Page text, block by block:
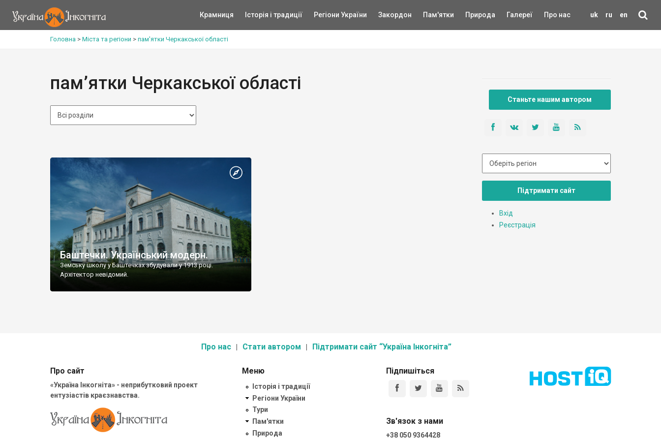
uk ru en
Крамниця Історія і традиції Регіони України Закордон Пам'ятки Природа Галереї Про нас
Головна > Міста та регіони > пам'ятки Черкакської області
пам’ятки Черкакської області
Баштечки. Український модерн.
Земську школу у Баштечках збудували у 1913 році.
Архітектор невідомий.
Станьте нашим автором
Підтримати сайт
Вхід
Реєстрація
Про нас Стати автором Підтримати сайт “Україна Інкогніта”
Про сайт
«Україна Інкогніта» - неприбутковий проект
ентузіастів краєзнавства.
Меню
Історія і традиції
Регіони України
Тури
Пам'ятки
Природа
Підпишіться
Зв'язок з нами
+38 050 9364428